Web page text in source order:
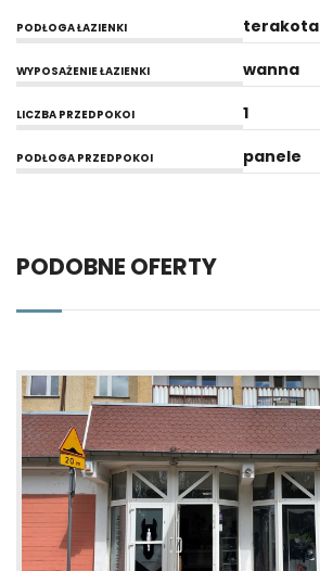
PODŁOGA ŁAZIENKI terakota
WYPOSAŻENIE ŁAZIENKI wanna
LICZBA PRZEDPOKOI 1
PODŁOGA PRZEDPOKOI panele
PODOBNE OFERTY